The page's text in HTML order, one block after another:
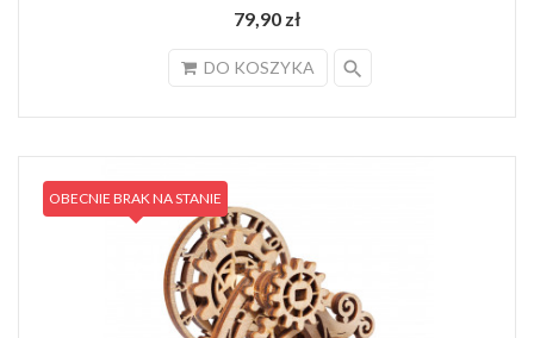
79,90 zł
DO KOSZYKA search
OBECNIE BRAK NA STANIE